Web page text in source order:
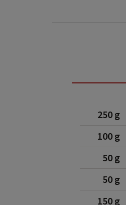
250 g
100 g
50 g
50 g
150 g